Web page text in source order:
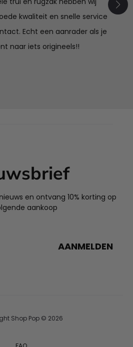
kwaliteit en snelle service
Echt een aanrader als je
naar iets origineels!!
en ontvang 10% korting op
aankoop
AANMELDEN
Shop Pop © 2026